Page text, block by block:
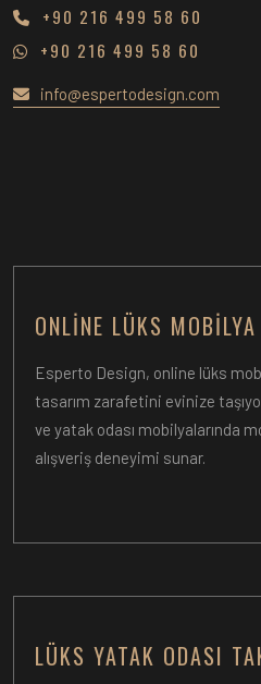
+90 216 499 58 60
+90 216 499 58 60
info@espertodesign.com
ONLINE LÜKS
Esperto Design, online lüks
tasarım zarafetini evinize
ve yatak odası mobilyalarında
alışveriş deneyimi sunar.
LÜKS YATAK ODASI